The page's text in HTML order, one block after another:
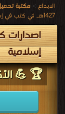
الابداع > مكتبة
1427هـ في كتب في إسلامية
إسلامية
🏆 💪